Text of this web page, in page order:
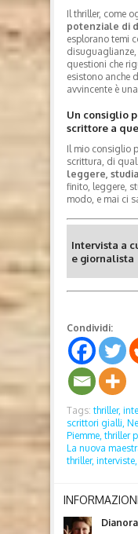
Il thriller, come
potenziale di
esplorano temi
disuguaglianze,
questioni che
esistono anche
avvincente è una
Un consiglio
scrittore a
Il mio consiglio
scrittura, di
leggere,
finito, leggere,
modo, e mai ci
Intervista a
e giornalista
Condividi:
Tags: thriller,
scrittori gialli,
Piemme, thriller
La nuova
thriller, interviste,